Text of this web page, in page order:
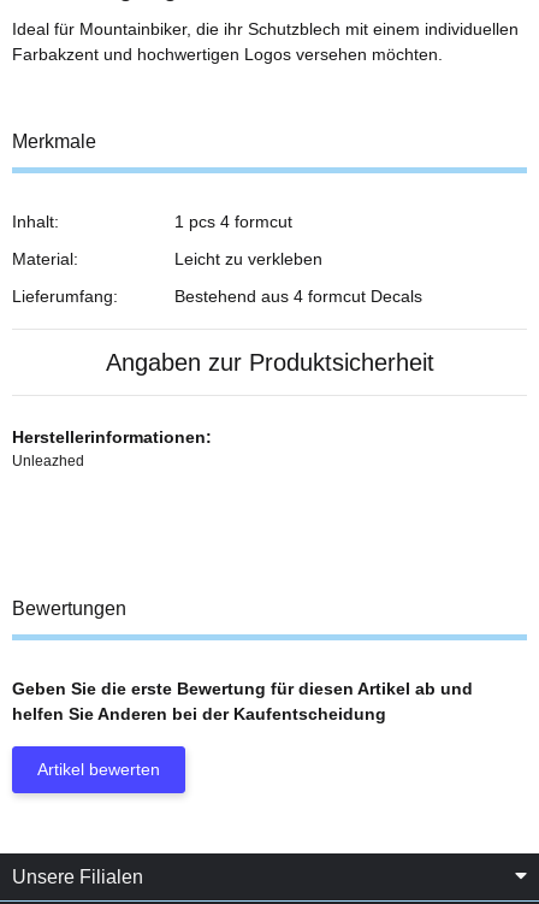
Ideal für Mountainbiker, die ihr Schutzblech mit einem individuellen
Farbakzent und hochwertigen Logos versehen möchten.
Merkmale
Inhalt:
1 pcs 4 formcut
Material:
Leicht zu verkleben
Lieferumfang:
Bestehend aus 4 formcut Decals
Angaben zur Produktsicherheit
Herstellerinformationen:
Unleazhed
Bewertungen
Geben Sie die erste Bewertung für diesen Artikel ab und
helfen Sie Anderen bei der Kaufentscheidung
Artikel bewerten
Unsere Filialen